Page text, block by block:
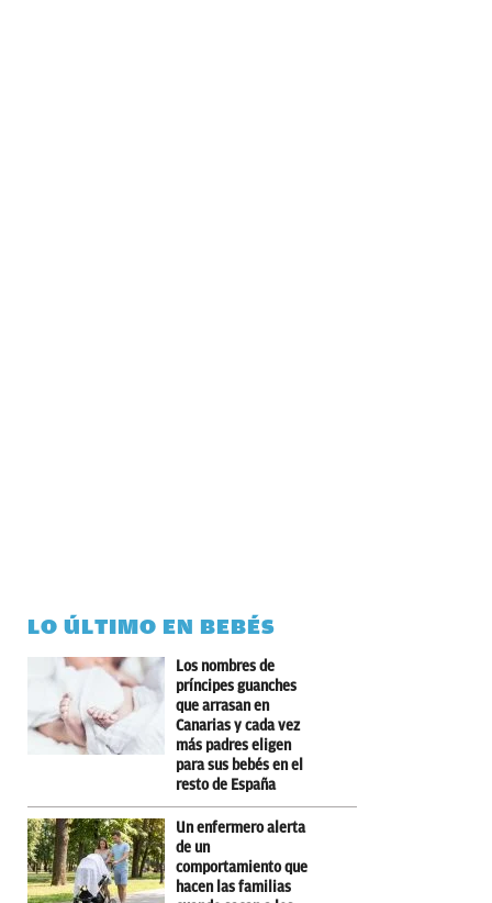
LO ÚLTIMO EN BEBÉS
Los nombres de
príncipes guanches
que arrasan en
Canarias y cada vez
más padres eligen
para sus bebés en el
resto de España
Un enfermero alerta
de un
comportamiento que
hacen las familias